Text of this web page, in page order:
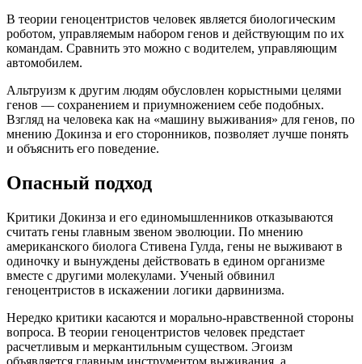
В теории геноцентристов человек является биологическим
роботом, управляемым набором генов и действующим по их
командам. Сравнить это можно с водителем, управляющим
автомобилем.
Альтруизм к другим людям обусловлен корыстными целями
генов — сохранением и приумножением себе подобных.
Взгляд на человека как на «машину выживания» для генов, по
мнению Докинза и его сторонников, позволяет лучше понять
и объяснить его поведение.
Опасный подход
Критики Докинза и его единомышленников отказываются
считать гены главным звеном эволюции. По мнению
американского биолога Стивена Гулда, гены не выживают в
одиночку и вынуждены действовать в едином организме
вместе с другими молекулами. Ученый обвинил
геноцентристов в искажении логики дарвинизма.
Нередко критики касаются и морально-нравственной стороны
вопроса. В теории геноцентристов человек предстает
расчетливым и меркантильным существом. Эгоизм
объявляется главным инструментом выживания, а